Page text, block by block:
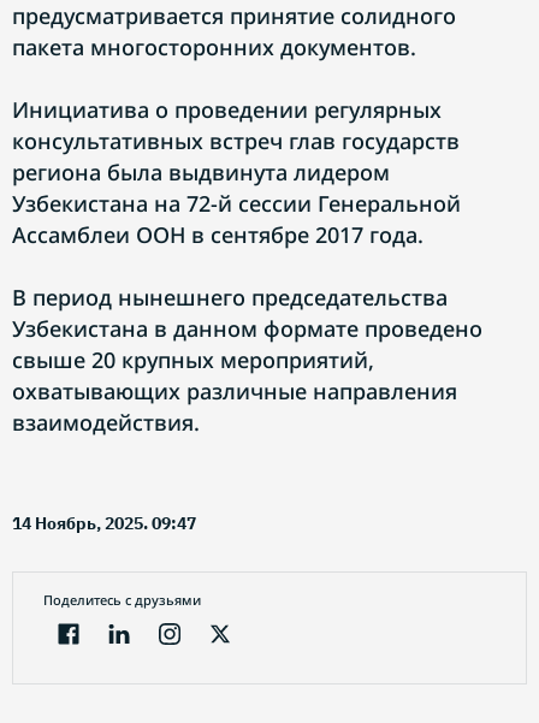
предусматривается принятие солидного
пакета многосторонних документов.
Инициатива о проведении регулярных
консультативных встреч глав государств
региона была выдвинута лидером
Узбекистана на 72-й сессии Генеральной
Ассамблеи ООН в сентябре 2017 года.
В период нынешнего председательства
Узбекистана в данном формате проведено
свыше 20 крупных мероприятий,
охватывающих различные направления
взаимодействия.
14 Ноябрь, 2025. 09:47
Поделитесь с друзьями